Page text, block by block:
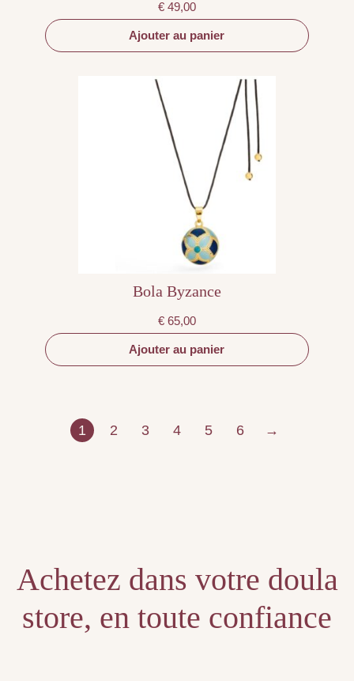
€ 49,00
Ajouter au panier
Bola Byzance
€ 65,00
Ajouter au panier
1 2 3 4 5 6 →
Achetez dans votre doula
store, en toute confiance